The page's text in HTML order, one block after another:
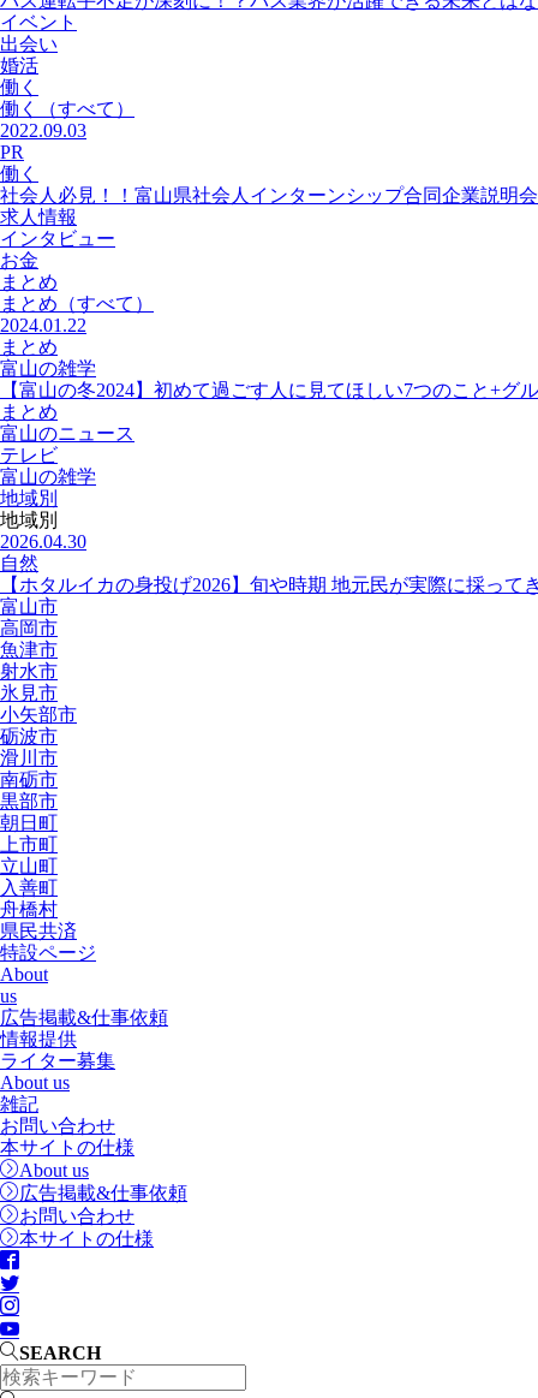
イベント
出会い
婚活
働く
働く
（すべて）
2022.09.03
PR
働く
社会人必見！！富山県社会人インターンシップ合同企業説明会
求人情報
インタビュー
お金
まとめ
まとめ （すべて）
2024.01.22
まとめ
富山の雑学
【富山の冬2024】初めて過ごす人に見てほしい7つのこと+グ
まとめ
富山のニュース
テレビ
富山の雑学
地域別
地域別
2026.04.30
自然
【ホタルイカの身投げ2026】旬や時期 地元民が実際に採って
富山市
高岡市
魚津市
射水市
氷見市
小矢部市
砺波市
滑川市
南砺市
黒部市
朝日町
上市町
立山町
入善町
舟橋村
県民共済
特設ページ
About
us
広告掲載&仕事依頼
情報提供
ライター募集
About us
雑記
お問い合わせ
本サイトの仕様
About us
広告掲載&仕事依頼
お問い合わせ
本サイトの仕様
SEARCH